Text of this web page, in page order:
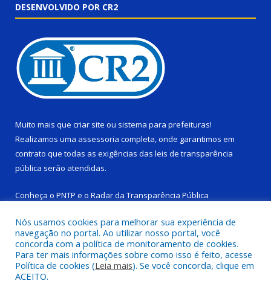
DESENVOLVIDO POR CR2
Muito mais que criar site ou sistema para prefeituras!
Realizamos uma assessoria completa, onde garantimos em
contrato que todas as exigências das leis de transparência
pública serão atendidas.
Conheça o PNTP e o Radar da Transparência Pública
Todos os direitos reservados a Câmara Municipal de Ponta de
Pedras.
Nós usamos cookies para melhorar sua experiência de
navegação no portal. Ao utilizar nosso portal, você
concorda com a política de monitoramento de cookies.
Para ter mais informações sobre como isso é feito, acesse
Política de cookies (Leia mais). Se você concorda, clique em
ACEITO.